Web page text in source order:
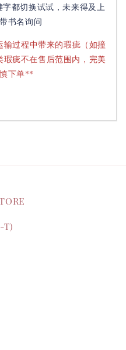
都切换试试，未来得及上
书名询问
过程中带来的瑕疵（如撞
疵不在售后范围内，完美
下单**
T)